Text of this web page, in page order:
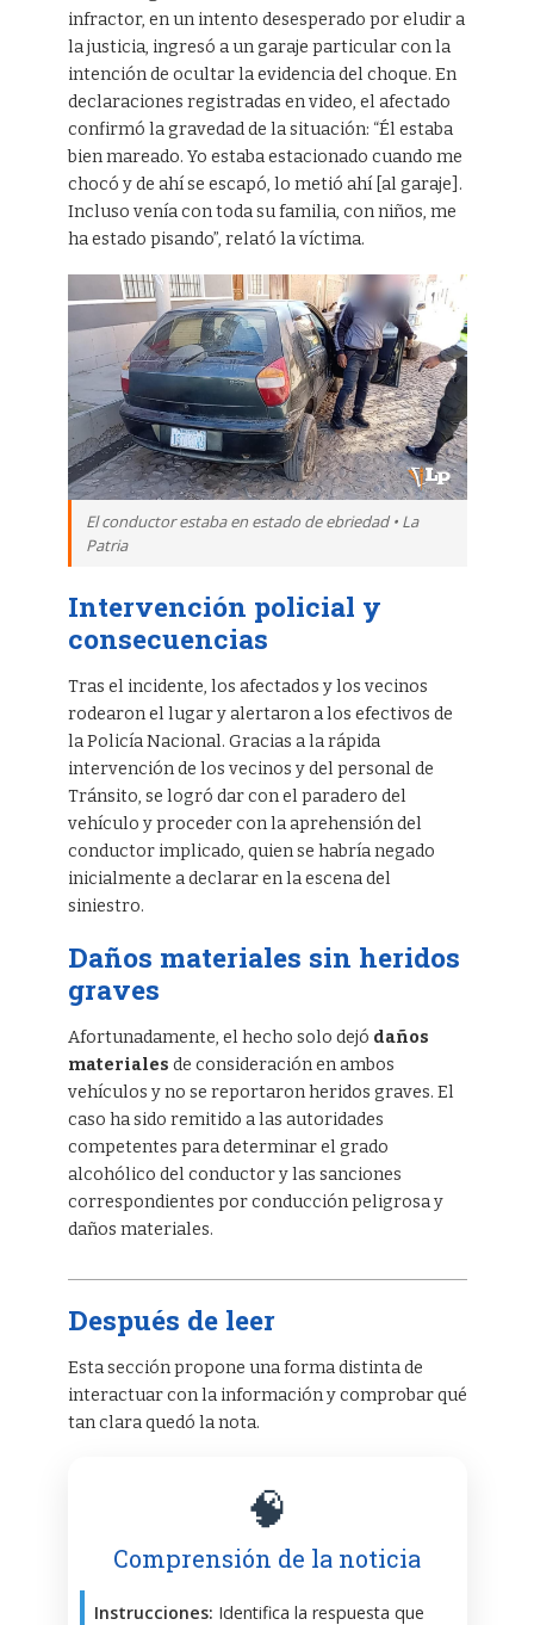
infractor, en un intento desesperado por eludir a
la justicia, ingresó a un garaje particular con la
intención de ocultar la evidencia del choque. En
declaraciones registradas en video, el afectado
confirmó la gravedad de la situación: “Él estaba
bien mareado. Yo estaba estacionado cuando me
chocó y de ahí se escapó, lo metió ahí [al garaje].
Incluso venía con toda su familia, con niños, me
ha estado pisando”, relató la víctima.
El conductor estaba en estado de ebriedad • La
Patria
Intervención policial y
consecuencias
Tras el incidente, los afectados y los vecinos
rodearon el lugar y alertaron a los efectivos de
la Policía Nacional. Gracias a la rápida
intervención de los vecinos y del personal de
Tránsito, se logró dar con el paradero del
vehículo y proceder con la aprehensión del
conductor implicado, quien se habría negado
inicialmente a declarar en la escena del
siniestro.
Daños materiales sin heridos
graves
Afortunadamente, el hecho solo dejó daños
materiales de consideración en ambos
vehículos y no se reportaron heridos graves. El
caso ha sido remitido a las autoridades
competentes para determinar el grado
alcohólico del conductor y las sanciones
correspondientes por conducción peligrosa y
daños materiales.
Después de leer
Esta sección propone una forma distinta de
interactuar con la información y comprobar qué
tan clara quedó la nota.
🧠
Comprensión de la noticia
Instrucciones: Identifica la respuesta que